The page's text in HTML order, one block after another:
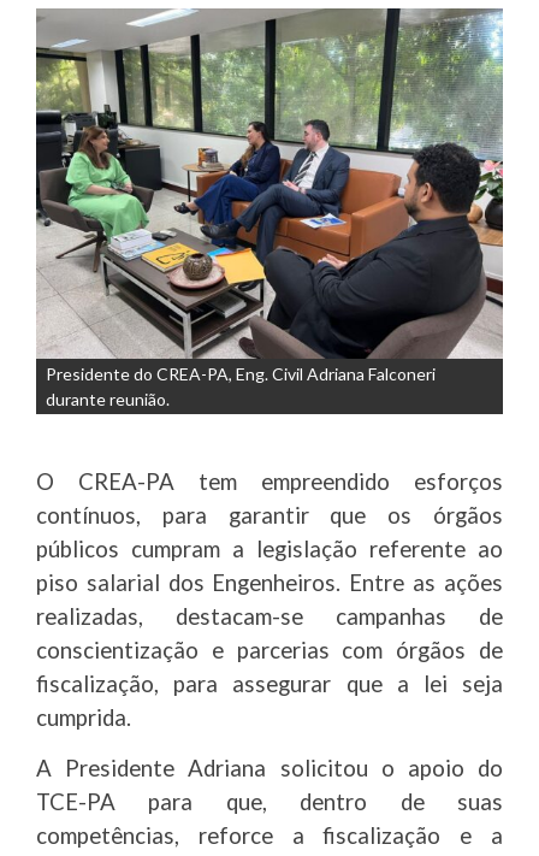
Presidente do CREA-PA, Eng. Civil Adriana Falconeri
durante reunião.
O CREA-PA tem empreendido esforços
contínuos, para garantir que os órgãos
públicos cumpram a legislação referente ao
piso salarial dos Engenheiros. Entre as ações
realizadas, destacam-se campanhas de
conscientização e parcerias com órgãos de
fiscalização, para assegurar que a lei seja
cumprida.
A Presidente Adriana solicitou o apoio do
TCE-PA para que, dentro de suas
competências, reforce a fiscalização e a